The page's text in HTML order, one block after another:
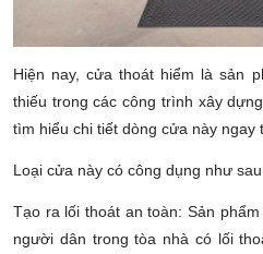
Hiện nay, cửa thoát hiểm là sản
thiếu trong các công trình xây
tìm hiểu chi tiết dòng cửa này ngay
Loại cửa này có công dụng như
Tạo ra lối thoát an toàn: Sản
người dân trong tòa nhà có lối